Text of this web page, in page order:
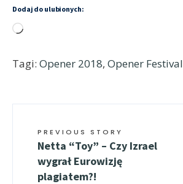
Dodaj do ulubionych:
Wczytywanie…
Tagi: Opener 2018, Opener Festival
PREVIOUS STORY
Netta “Toy” – Czy Izrael
wygrał Eurowizję
plagiatem?!